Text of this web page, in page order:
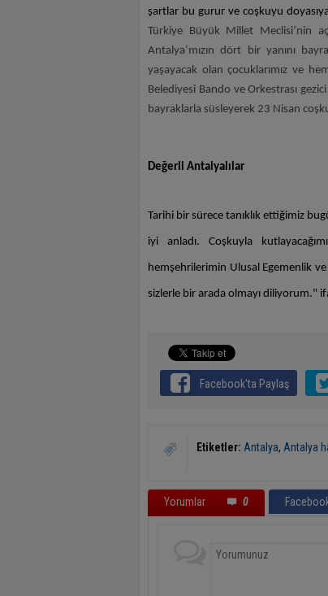
şartlar bu gurur ve coşkuyu
Türkiye Büyük Millet Meclisi’nin
Antalya’mızın dört bir yanını
yaşayacak olan çocuklarımız ve
Belediyesi Bando ve Orkestrası
bayraklarla süsleyerek 23 Nisan
Değerli Antalyalılar
Tarihi bir sürece tanıklık ettiğimiz
iyi anladı. Coşkuyla
hemşehrilerimin Ulusal Egemenlik ve
sizlerle bir arada olmayı diliyorum."
Facebook'ta Paylaş
Etiketler: Antalya, Antalya
Yorumlar 0